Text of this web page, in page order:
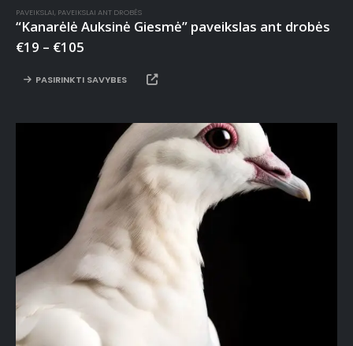
PAVEIKSLAI, PAVEIKSLAI ANT DROBĖS
“Kanarėlė Auksinė Giesmė” paveikslas ant drobės
€19 – €105
PASIRINKTI SAVYBES